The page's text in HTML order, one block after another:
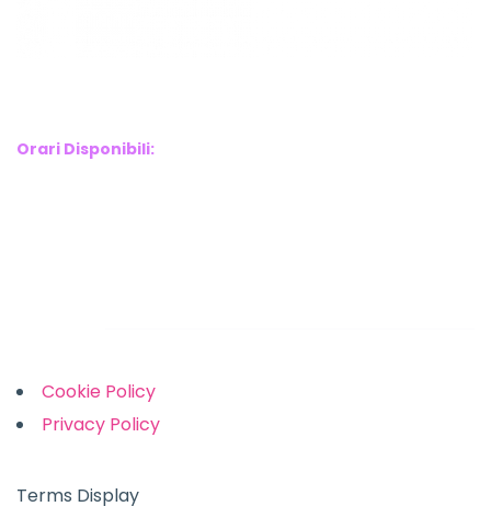
Orari Disponibili:
Cookie Policy
Privacy Policy
Terms Display